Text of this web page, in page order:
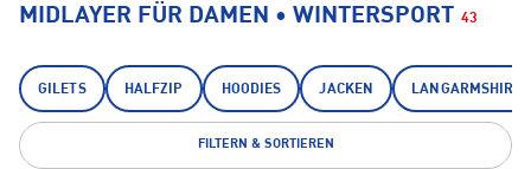
MIDLAYER FÜR DAMEN • WINTERSPORT 43
GILETS HALFZIP HOODIES JACKEN LANGARMSHIRTS
FILTERN & SORTIEREN